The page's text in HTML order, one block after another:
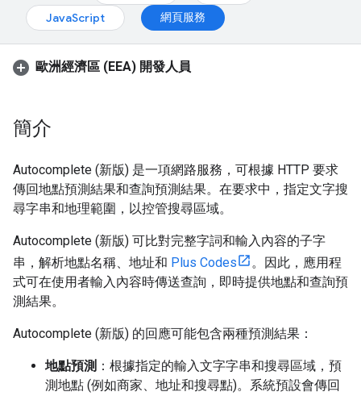
JavaScript
網頁服務
歐洲經濟區 (EEA) 開發人員
簡介
Autocomplete (新版) 是一項網路服務，可根據 HTTP 要求
傳回地點預測結果和查詢預測結果。在要求中，指定文字搜
尋字串和地理範圍，以控管搜尋區域。
Autocomplete (新版) 可比對完整字詞和輸入內容的子字
串，解析地點名稱、地址和 Plus Codes
。因此，應用程
式可在使用者輸入內容時傳送查詢，即時提供地點和查詢預
測結果。
Autocomplete (新版) 的回應可能包含兩種預測結果：
地點預測 ：根據指定的輸入文字字串和搜尋區域，預
測地點 (例如商家、地址和搜尋點)。系統預設會傳回